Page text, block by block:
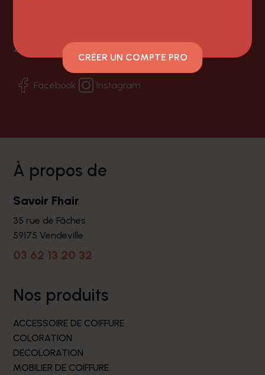
Nous suivre
Facebook Instagram
à propos de
Savoir Fhair
35 rue de Fâches
59175 Vendeville
03 62 13 20 32
nos produits
ACCESSOIRE DE COIFFURE
COLORATION
DECOLORATION
MOBILIER DE COIFFURE
CRÉER UN COMPTE PRO